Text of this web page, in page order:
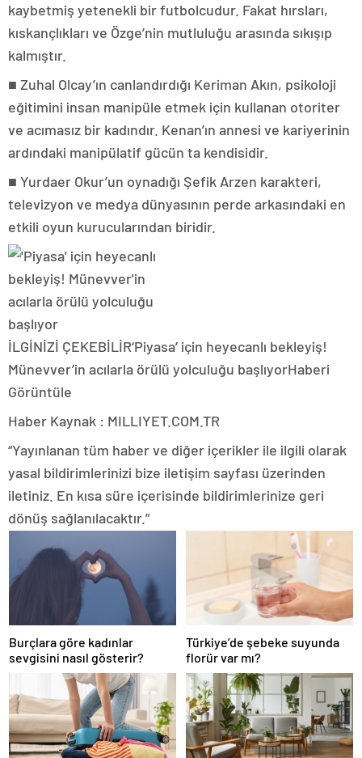
kaybetmiş yetenekli bir futbolcudur. Fakat hırsları,
kıskançlıkları ve Özge’nin mutluluğu arasında sıkışıp
kalmıştır.
■ Zuhal Olcay’ın canlandırdığı Keriman Akın, psikoloji
eğitimini insan manipüle etmek için kullanan otoriter
ve acımasız bir kadındır. Kenan’ın annesi ve kariyerinin
ardındaki manipülatif gücün ta kendisidir.
■ Yurdaer Okur’un oynadığı Şefik Arzen karakteri,
televizyon ve medya dünyasının perde arkasındaki en
etkili oyun kurucularından biridir.
İLGİNİZİ ÇEKEBİLİR‘Piyasa’ için heyecanlı bekleyiş!
Münevver’in acılarla örülü yolculuğu başlıyorHaberi
Görüntüle
Haber Kaynak : MILLIYET.COM.TR
“Yayınlanan tüm haber ve diğer içerikler ile ilgili olarak
yasal bildirimlerinizi bize iletişim sayfası üzerinden
iletiniz. En kısa süre içerisinde bildirimlerinize geri
dönüş sağlanılacaktır.”
Burçlara göre kadınlar
sevgisini nasıl gösterir?
Türkiye’de şebeke suyunda
florür var mı?